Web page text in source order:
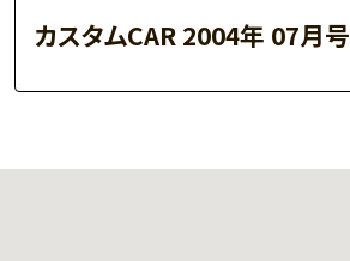
カスタムCAR 2004年 07月号